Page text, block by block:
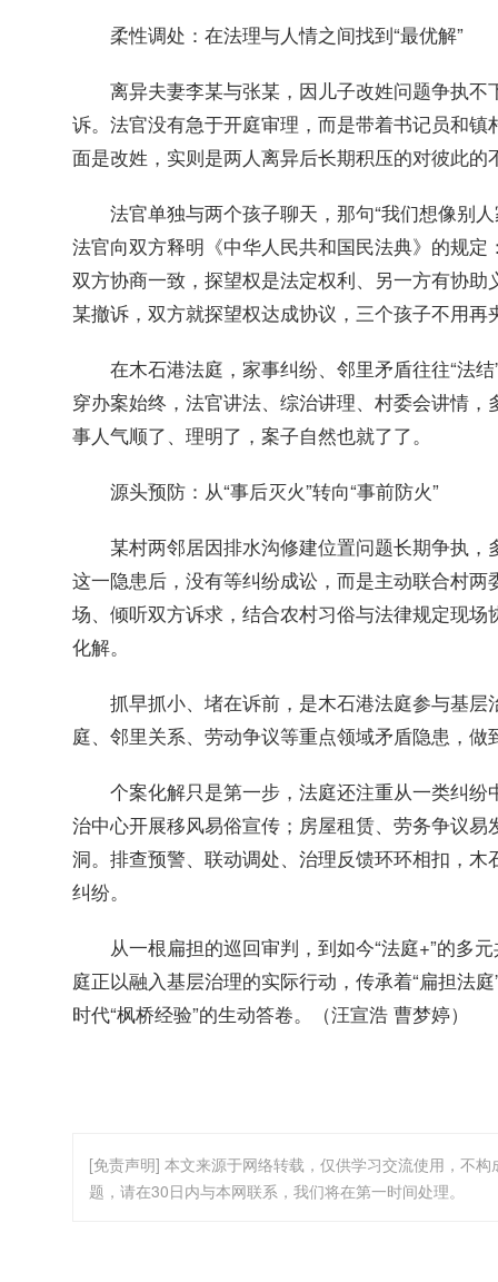
柔性调处：在法理与人情之间找到“最优解”
离异夫妻李某与张某，因儿子改姓问题争执不
诉。法官没有急于开庭审理，而是带着书记员和
面是改姓，实则是两人离异后长期积压的对彼此的
法官单独与两个孩子聊天，那句“我们想像别人
法官向双方释明《中华人民共和国民法典》的规
双方协商一致，探望权是法定权利、另一方有协
某撤诉，双方就探望权达成协议，三个孩子不用再
在木石港法庭，家事纠纷、邻里矛盾往往“法结
穿办案始终，法官讲法、综治讲理、村委会讲情
事人气顺了、理明了，案子自然也就了了。
源头预防：从“事后灭火”转向“事前防火”
某村两邻居因排水沟修建位置问题长期争执，
这一隐患后，没有等纠纷成讼，而是主动联合村
场、倾听双方诉求，结合农村习俗与法律规定现
化解。
抓早抓小、堵在诉前，是木石港法庭参与基层
庭、邻里关系、劳动争议等重点领域矛盾隐患，
个案化解只是第一步，法庭还注重从一类纠纷
治中心开展移风易俗宣传；房屋租赁、劳务争议
洞。排查预警、联动调处、治理反馈环环相扣，
纠纷。
从一根扁担的巡回审判，到如今“法庭+”的多
庭正以融入基层治理的实际行动，传承着“扁担法
时代“枫桥经验”的生动答卷。（汪宣浩 曹梦婷）
[免责声明] 本文来源于网络转载，仅供学习交流使用，不
题，请在30日内与本网联系，我们将在第一时间处理。